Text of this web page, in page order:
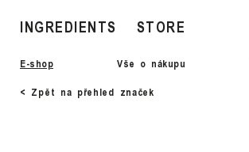
INGREDIENTS STORE
E-shop Vše o nákupu
< Zpět na přehled značek